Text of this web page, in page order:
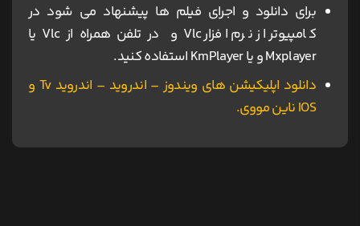
برای دانلود و اجرای فیلم ها پیشنهاد می شود در
کامپیوتر از نرم افزار Vlc و در تلفن همراه از Vlc یا
Mxplayer و یا KmPlayer استفاده کنید.
دانلود اپلیکیشن های ویندوز – اندروید – اندروید Tv و
IOS ناین مووی.